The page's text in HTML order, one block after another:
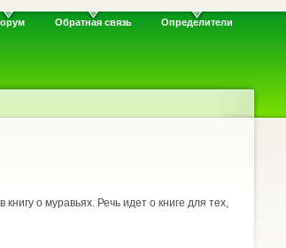
Обратная связь Определители
о муравьях. Речь идет о книге для тех,